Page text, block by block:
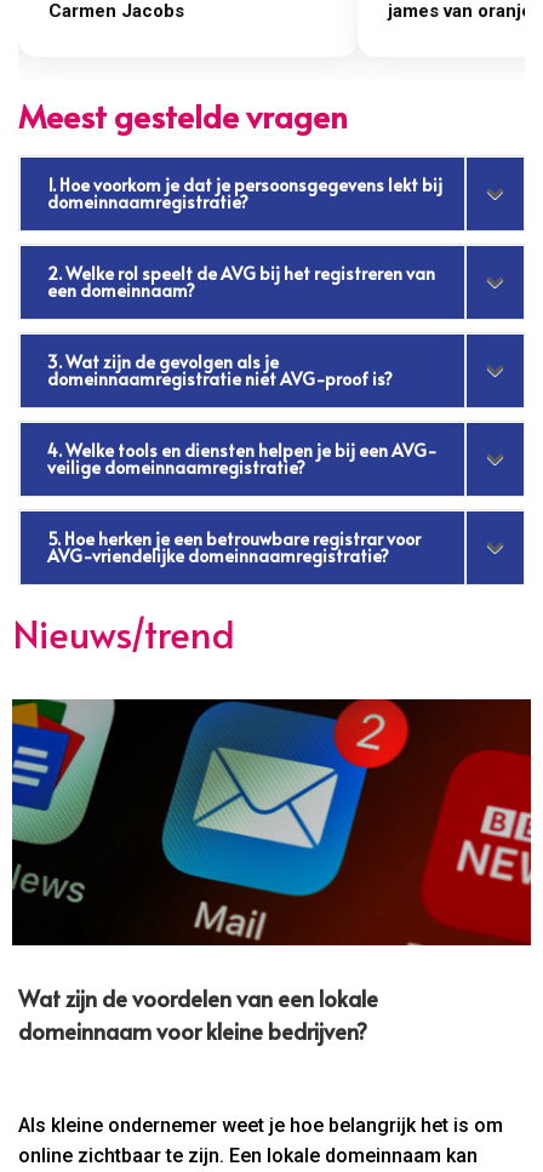
james van oranje Marcel Thijs
Meest gestelde vragen
1. Hoe voorkom je dat je persoonsgegevens lekt bij
domeinnaamregistratie?
2. Welke rol speelt de AVG bij het registreren van
een domeinnaam?
3. Wat zijn de gevolgen als je
domeinnaamregistratie niet AVG-proof is?
4. Welke tools en diensten helpen je bij een AVG-
veilige domeinnaamregistratie?
5. Hoe herken je een betrouwbare registrar voor
AVG-vriendelijke domeinnaamregistratie?
Nieuws/trend
Wat zijn de voordelen van een lokale
domeinnaam voor kleine bedrijven?
Als kleine ondernemer weet je hoe belangrijk het is om
online zichtbaar te zijn. Een lokale domeinnaam kan